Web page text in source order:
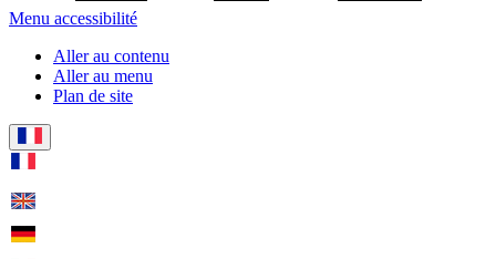
Menu accessibilité
Aller au contenu
Aller au menu
Plan de site